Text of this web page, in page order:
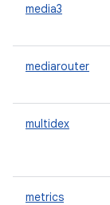
media3
mediarouter
multidex
metrics